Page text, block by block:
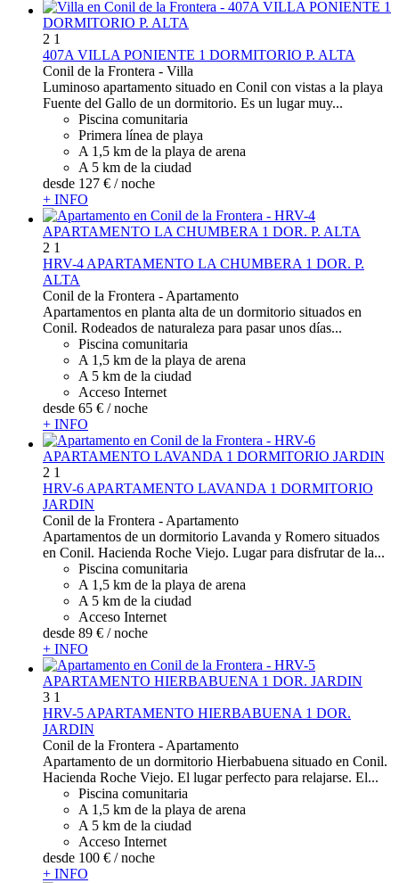
2 1
407A VILLA PONIENTE 1 DORMITORIO P. ALTA
Conil de la Frontera - Villa
Luminoso apartamento situado en Conil con vistas a la playa
Fuente del Gallo de un dormitorio. Es un lugar muy...
Piscina comunitaria
Primera línea de playa
A 1,5 km de la playa de arena
A 5 km de la ciudad
desde 127 € / noche
+ INFO
2 1
HRV-4 APARTAMENTO LA CHUMBERA 1 DOR. P.
ALTA
Conil de la Frontera - Apartamento
Apartamentos en planta alta de un dormitorio situados en
Conil. Rodeados de naturaleza para pasar unos días...
Piscina comunitaria
A 1,5 km de la playa de arena
A 5 km de la ciudad
Acceso Internet
desde 65 € / noche
+ INFO
2 1
HRV-6 APARTAMENTO LAVANDA 1 DORMITORIO
JARDIN
Conil de la Frontera - Apartamento
Apartamentos de un dormitorio Lavanda y Romero situados
en Conil. Hacienda Roche Viejo. Lugar para disfrutar de la...
Piscina comunitaria
A 1,5 km de la playa de arena
A 5 km de la ciudad
Acceso Internet
desde 89 € / noche
+ INFO
3 1
HRV-5 APARTAMENTO HIERBABUENA 1 DOR.
JARDIN
Conil de la Frontera - Apartamento
Apartamento de un dormitorio Hierbabuena situado en Conil.
Hacienda Roche Viejo. El lugar perfecto para relajarse. El...
Piscina comunitaria
A 1,5 km de la playa de arena
A 5 km de la ciudad
Acceso Internet
desde 100 € / noche
+ INFO